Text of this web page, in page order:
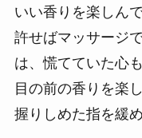
いい香りを楽しん
許せばマッサージ
は、慌てていた心
目の前の香りを楽
握りしめた指を緩